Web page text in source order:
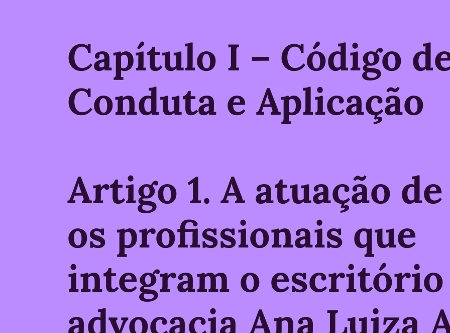
Capítulo I – Código
Conduta e Aplicação
Artigo 1. A atuação
os profissionais que
integram o escritório
advocacia Ana Luiza